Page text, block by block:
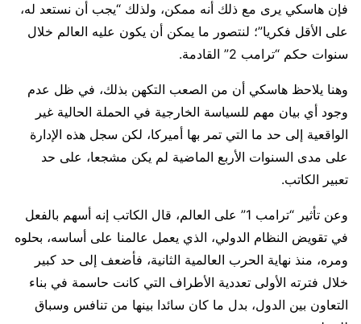
فإن هاسكي يرى مع ذلك أنه ممكن، ولذلك “يجب أن نستعد له،
على الأقل فكريا”؛ لنتصور ما يمكن أن يكون عليه العالم خلال
سنوات حكم “ترامب 2” القادمة.
وهنا يلاحظ هاسكي أن من الصعب التكهن بذلك، في ظل عدم
وجود أي بيان مهم للسياسة الخارجية في الحملة الحالية غير
الواقعية إلى حد ما التي تمر بها أميركا، لكن سجل هذه الإدارة
على مدى السنوات الأربع الماضية لم يكن مشجعا، على حد
تعبير الكاتب.
وعن تأثير “ترامب 1” على العالم، قال الكاتب إنه أسهم بالفعل
في تقويض النظام الدولي، الذي يعمل عالمنا على أساسه، بحلوه
ومره، منذ نهاية الحرب العالمية الثانية، فأضعف إلى حد كبير
خلال فترته الأولى تعددية الأطراف التي كانت حاسمة في بناء
التعاون بين الدول، بدل ما كان سائدا بينها من تنافس وسباق